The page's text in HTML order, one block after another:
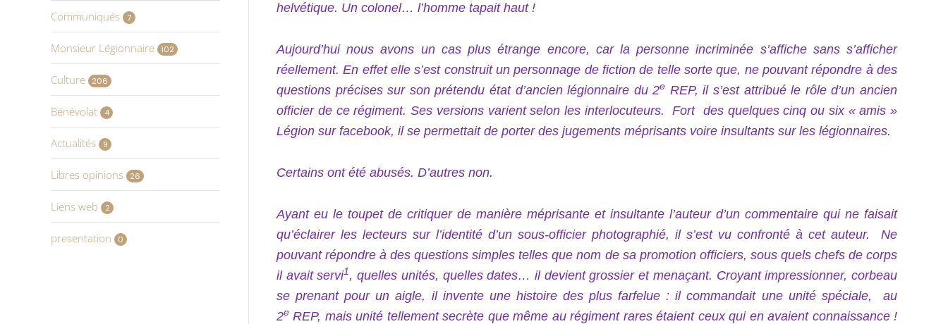
helvétique. Un colonel… l’homme tapait haut !
Aujourd’hui nous avons un cas plus étrange encore, car la personne incriminée s’affiche sans s’afficher
réellement. En effet elle s’est construit un personnage de fiction de telle sorte que, ne pouvant répondre à des
questions précises sur son prétendu état d’ancien légionnaire du 2e REP, il s’est attribué le rôle d’un ancien
officier de ce régiment. Ses versions varient selon les interlocuteurs. Fort des quelques cinq ou six « amis »
Légion sur facebook, il se permettait de porter des jugements méprisants voire insultants sur les légionnaires.
Certains ont été abusés. D’autres non.
Ayant eu le toupet de critiquer de manière méprisante et insultante l’auteur d’un commentaire qui ne faisait
qu’éclairer les lecteurs sur l’identité d’un sous-officier photographié, il s’est vu confronté à cet auteur. Ne
pouvant répondre à des questions simples telles que nom de sa promotion officiers, sous quels chefs de corps
il avait servi1, quelles unités, quelles dates… il devient grossier et menaçant. Croyant impressionner, corbeau
se prenant pour un aigle, il invente une histoire des plus farfelue : il commandait une unité spéciale, au
2e REP, mais unité tellement secrète que même au régiment rares étaient ceux qui en avaient connaissance !
Communiqués 7
Monsieur Légionnaire 102
Culture 206
Bénévolat 4
Actualités 9
Libres opinions 26
Liens web 2
presentation 0